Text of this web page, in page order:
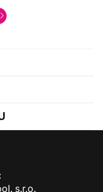
s.r.o.